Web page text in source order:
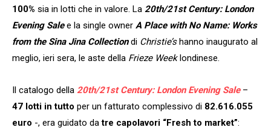
100% sia in lotti che in valore. La 20th/21st Century: London
Evening Salee la single owner A Place with No Name: Works
from the Sina Jina Collectiondi Christie’shanno inaugurato al
meglio, ieri sera, le aste della Frieze Weeklondinese.
Il catalogo della 20th/21st Century: London Evening Sale–
47 lotti in tutto per un fatturato complessivo di 82.616.055
euro -, era guidato datre capolavori “Fresh to market”: